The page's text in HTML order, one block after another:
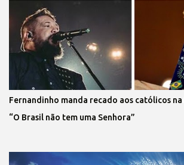
Fernandinho manda recado aos católicos na
“O Brasil não tem uma Senhora”